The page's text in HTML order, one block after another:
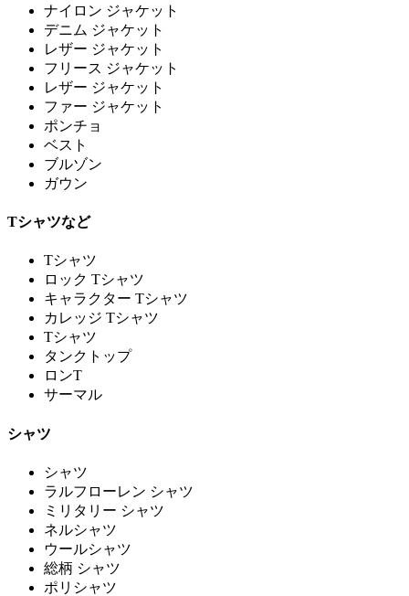
ナイロン ジャケット
デニム ジャケット
レザー ジャケット
フリース ジャケット
レザー ジャケット
ファー ジャケット
ポンチョ
ベスト
ブルゾン
ガウン
Tシャツなど
Tシャツ
ロック Tシャツ
キャラクター Tシャツ
カレッジ Tシャツ
Tシャツ
タンクトップ
ロンT
サーマル
シャツ
シャツ
ラルフローレン シャツ
ミリタリー シャツ
ネルシャツ
ウールシャツ
総柄 シャツ
ポリシャツ